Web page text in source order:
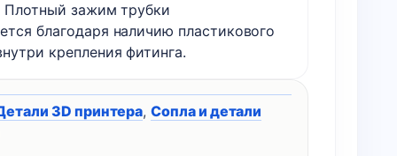
Плотный зажим трубки
благодаря наличию пластикового
крепления фитинга.
3D принтера,Сопла и детали